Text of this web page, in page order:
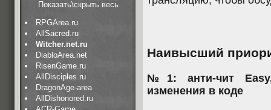
Показать\скрыть весь
RPGArea.ru
AllSacred.ru
Witcher.net.ru
DiabloArea.net
RisenGame.ru
AllDisciples.ru
DragonAge-area
AllDishonored.ru
Наивысший
№1: анти-чит
изменения в коде